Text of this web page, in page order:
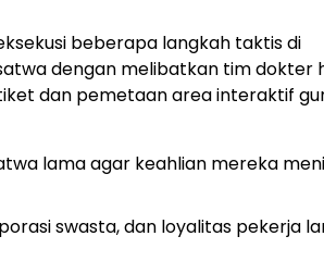
beberapa langkah taktis di
dengan melibatkan tim dokter
dan pemetaan area interaktif
lama agar keahlian mereka
swasta, dan loyalitas pekerja